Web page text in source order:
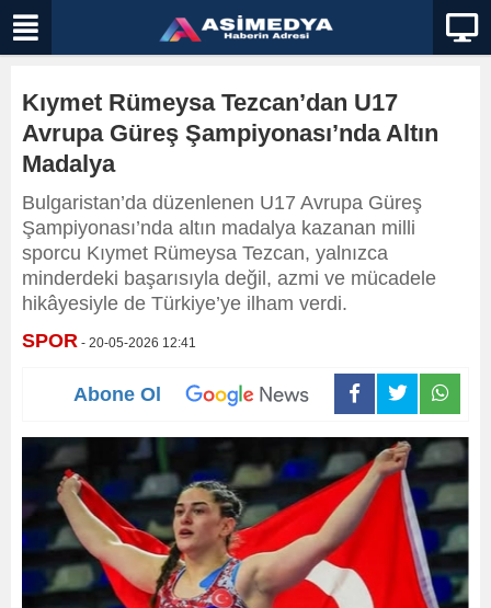
Kıymet Rümeysa Tezcan’dan U17
Avrupa Güreş Şampiyonası’nda Altın
Madalya
Bulgaristan’da düzenlenen U17 Avrupa Güreş
Şampiyonası’nda altın madalya kazanan milli
sporcu Kıymet Rümeysa Tezcan, yalnızca
minderdeki başarısıyla değil, azmi ve mücadele
hikâyesiyle de Türkiye’ye ilham verdi.
SPOR - 20-05-2026 12:41
Abone Ol